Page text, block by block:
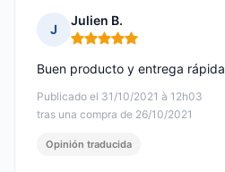
J
Julien B.
Nota: 5 de 5
Publicado el 31/10/2021 à 12h03
tras una compra de 26/10/2021
Buen producto y entrega rápida
Opinión traducida